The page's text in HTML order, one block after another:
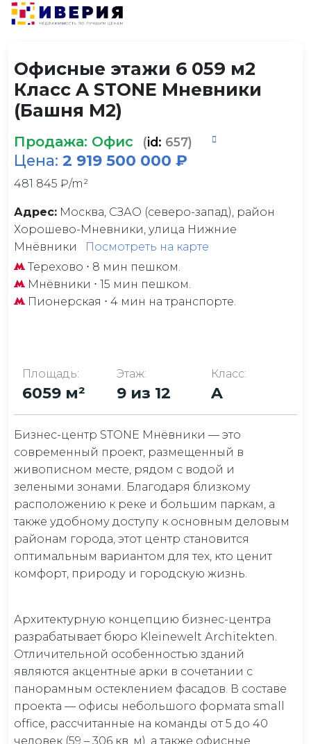
Офисные этажи 6 059 м2
Класс A STONE Мневники
(Башня М2)
Продажа: Офис (id: 657)
Цена: 2 919 500 000 ₽
481 845 ₽/m²
Адрес: Москва, СЗАО (северо-запад), район
Хорошево-Мневники, улица Нижние
Мнёвники
Посмотреть на карте
Терехово ⋅ 8 мин пешком.
Мнёвники ⋅ 15 мин пешком.
Пионерская ⋅ 4 мин на транспорте.
Площадь:
6059 м²
Этаж:
9 из 12
Класс:
A
Бизнес-центр STONE Мнёвники — это
современный проект, размещенный в
живописном месте, рядом с водой и
зелеными зонами. Благодаря близкому
расположению к реке и большим паркам, а
также удобному доступу к основным деловым
районам города, этот центр становится
оптимальным вариантом для тех, кто ценит
комфорт, природу и городскую жизнь.
Архитектурную концепцию бизнес-центра
разрабатывает бюро Kleinewelt Аrchitekten.
Отличительной особенностью зданий
являются акцентные арки в сочетании с
панорамным остеклением фасадов. В составе
проекта — офисы небольшого формата small
office, рассчитанные на команды от 5 до 40
человек (59 – 306 кв. м), а также офисные